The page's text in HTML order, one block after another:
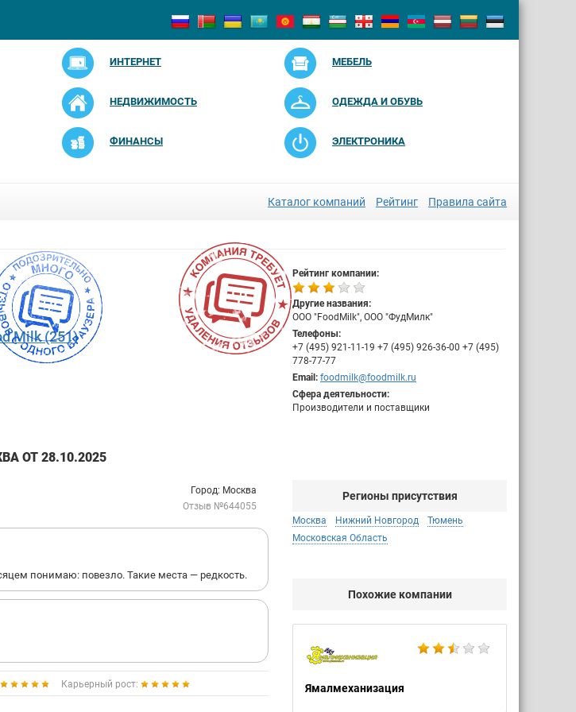
ИНТЕРНЕТ МЕБЕЛЬ
НЕДВИЖИМОСТЬ ОДЕЖДА И ОБУВЬ
ФИНАНСЫ ЭЛЕКТРОНИКА
Каталог компаний Рейтинг Правила сайта
Milk (251)
Рейтинг компании:
Другие названия:
ООО "FoodMilk", ООО "ФудМилк"
Телефоны:
+7 (495) 921-11-19 +7 (495) 926-36-00 +7 (495)
778-77-77
Email: foodmilk@foodmilk.ru
Сфера деятельности:
Производители и поставщики
ОТ 28.10.2025
Город: Москва
Отзыв №644055
понимаю: повезло. Такие места — редкость.
Карьерный рост:
Регионы присутствия
Москва Нижний Новгород
Тюмень
Московская Область
Похожие компании
Ямалмеханизация